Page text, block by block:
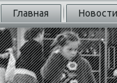
Главная Новости